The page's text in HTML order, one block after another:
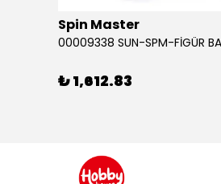
Spin Master
₺ 1,612.83